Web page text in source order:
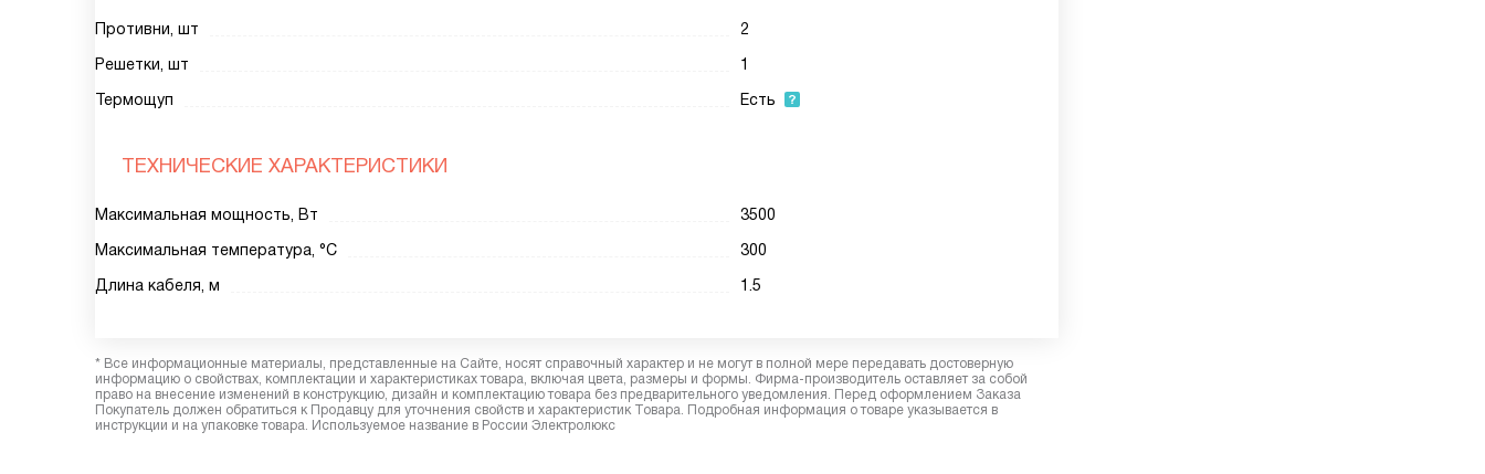
Противни, шт
2
Решетки, шт
1
Термощуп
Есть
ТЕХНИЧЕСКИЕ ХАРАКТЕРИСТИКИ
Максимальная мощность, Вт
3500
Максимальная температура, °C
300
Длина кабеля, м
1.5
* Все информационные материалы, представленные на Сайте, носят справочный характер и не могут в полной мере передавать достоверную
информацию о свойствах, комплектации и характеристиках товара, включая цвета, размеры и формы. Фирма-производитель оставляет за собой
право на внесение изменений в конструкцию, дизайн и комплектацию товара без предварительного уведомления. Перед оформлением Заказа
Покупатель должен обратиться к Продавцу для уточнения свойств и характеристик Товара. Подробная информация о товаре указывается в
инструкции и на упаковке товара. Используемое название в России Электролюкс